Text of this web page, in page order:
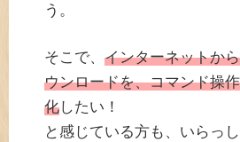
う。
そこで、 インターネットか
ウンロードを、コマンド操
化したい！
と感じている方も、いらっ